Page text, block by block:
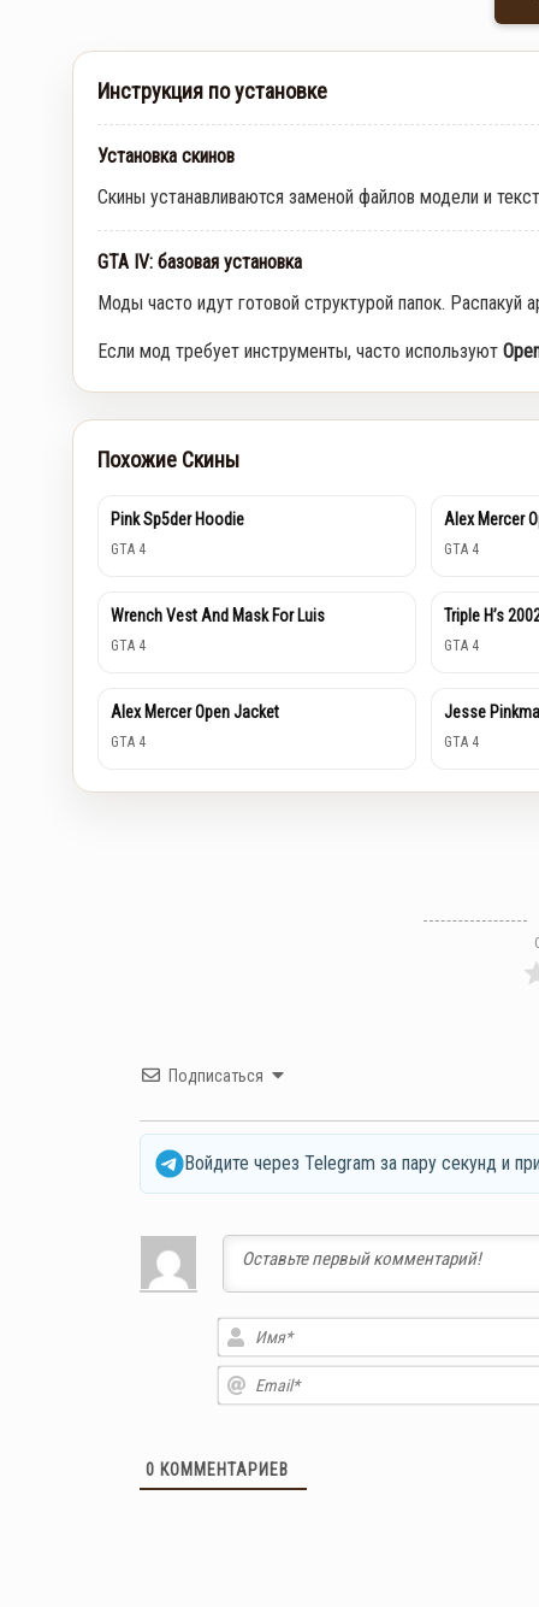
Инструкция по установке
Установка скинов
Скины устанавливаются заменой файлов модели и
GTA IV: базовая установка
Моды часто идут готовой структурой папок. Распакуй
Если мод требует инструменты, часто используют
Похожие Скины
Pink Sp5der Hoodie
GTA 4
Alex Mercer
GTA 4
Wrench Vest And Mask For Luis
GTA 4
Triple H’s
GTA 4
Alex Mercer Open Jacket
GTA 4
Jesse
GTA 4
Подписаться
Войдите через Telegram за пару секунд и
0 КОММЕНТАРИЕВ